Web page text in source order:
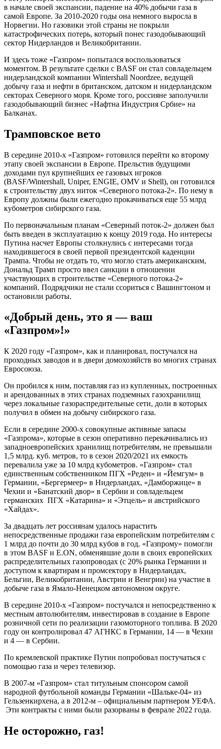
в начале своей экспансии, падение на 40% добычи газа в
самой Европе. За 2010-2020 годы она немного выросла в
Норвегии. Но газовики этой страны не покрыли
катастрофических потерь, который понес газодобывающий
сектор Нидерландов и Великобритании.
И здесь тоже «Газпром» попытался воспользоваться
моментом. В результате сделки с BASF он стал совладельцем
нидерландской компании Wintershall Noordzee, ведущей
добычу газа и нефти в британском, датском и нидерландском
секторах Северного моря. Кроме того, россияне заполучили
газодобывающий бизнес «Нафтна Индустрия Србие» на
Балканах.
Трамповское вето
В середине 2010-х «Газпром» готовился перейти ко второму
этапу своей экспансии в Европе. Прельстив будущими
доходами пул крупнейших ее газовых игроков
(BASF/Wintershall, Uniper, ENGIE, OMV и Shell), он готовился
к строительству двух ниток «Северного потока-2». По нему в
Европу должны были ежегодно прокачиваться еще 55 млрд
кубометров сибирского газа.
По первоначальным планам «Северный поток-2» должен был
быть введен в эксплуатацию к концу 2019 года. Но интересы
Путина насчет Европы столкнулись с интересами тогда
находившегося в своей первой президентской каденции
Трампа. Чтобы не отдать то, что могло стать американским,
Дональд Трамп просто ввел санкции в отношении
участвующих в строительстве «Северного потока-2»
компаний. Подрядчики не стали ссориться с Вашингтоном и
остановили работы.
«Добрый день, это я — ваш
«Газпром»!»
К 2020 году «Газпром», как и планировал, постучался на
проходных заводов и в двери домохозяйств во многих странах
Евросоюза.
Он пробился к ним, поставляя газ из купленных, построенных
и арендованных в этих странах подземных газохранилищ
через локальные газораспредительные сети, доли в которых
получил в обмен на добычу сибирского газа.
Если в середине 2000-х совокупные активные запасы
«Газпрома», которые в сезон оперативно перекачивались из
западноевропейских хранилищ потребителям, не превышали
1,5 млрд. куб. метров, то в сезон 2020/2021 их емкость
перевалила уже за 10 млрд кубометров. «Газпром» стал
единственным собственником ПГХ «Реден» и «Йемгум» в
Германии, «Бергермеер» в Нидерландах, «Дамборжице» в
Чехии и «Банатский двор» в Сербии и совладельцем
германских ПГХ «Катарина» и «Этцель» и австрийского
«Хайдах».
За двадцать лет россиянам удалось нарастить
непосредственные продажи газа европейским потребителям с
1 млрд до почти до 30 млрд кубов в год. «Газпрому» помогли
в этом BASF и E.ON, обменявшие доли в своих европейских
распределительных газопроводах (с 20% рынка Германии и
доступом к квартирам и промсектору в Нидерландах,
Бельгии, Великобритании, Австрии и Венгрии) на участие в
добыче газа в Ямало-Ненецком автономном округе.
В середине 2010-х «Газпром» постучался и непосредственно к
местным автолюбителям, инвестировав в создание в Европе
розничной сети по реализации газомоторного топлива. В 2020
году он контролировал 47 АГНКС в Германии, 14 — в Чехии
и 4 — в Сербии.
По кремлевской практике Путин попробовал постучаться с
помощью газа и через телевизор.
В 2007-м «Газпром» стал титульным спонсором самой
народной футбольной команды Германии «Шальке-04» из
Гельзенкирхена, а в 2012-м – официальным партнером УЕФА.
Эти контракты с ними были разорваны в феврале 2022 года.
Не осторожно, газ!